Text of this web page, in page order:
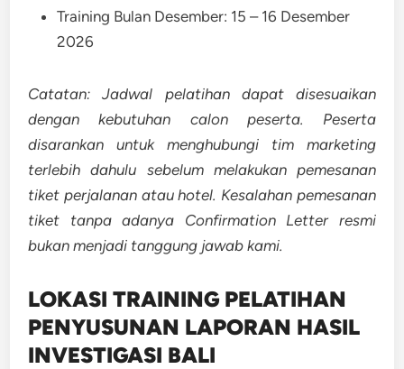
Training Bulan Desember: 15 – 16 Desember
2026
Catatan: Jadwal pelatihan dapat disesuaikan
dengan kebutuhan calon peserta. Peserta
disarankan untuk menghubungi tim marketing
terlebih dahulu sebelum melakukan pemesanan
tiket perjalanan atau hotel. Kesalahan pemesanan
tiket tanpa adanya Confirmation Letter resmi
bukan menjadi tanggung jawab kami.
LOKASI TRAINING PELATIHAN
PENYUSUNAN LAPORAN HASIL
INVESTIGASI BALI